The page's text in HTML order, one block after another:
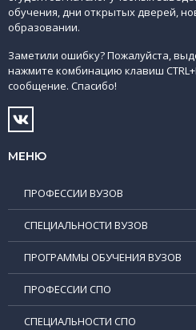
обучения, дни открытых дверей,
образовании.
Заметили ошибку? Пожалуйста,
нажмите комбинацию клавиш
сообщение. Спасибо!
МЕНЮ
ПРОФЕССИИ ВУЗОВ
СПЕЦИАЛЬНОСТИ ВУЗОВ
ПРОГРАММЫ ОБУЧЕНИЯ ВУЗОВ
ПРОФЕССИИ СПО
СПЕЦИАЛЬНОСТИ СПО